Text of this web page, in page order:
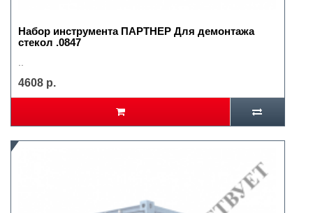
Набор инструмента ПАРТНЕР Для демонтажа
стекол .0847
4608 р.